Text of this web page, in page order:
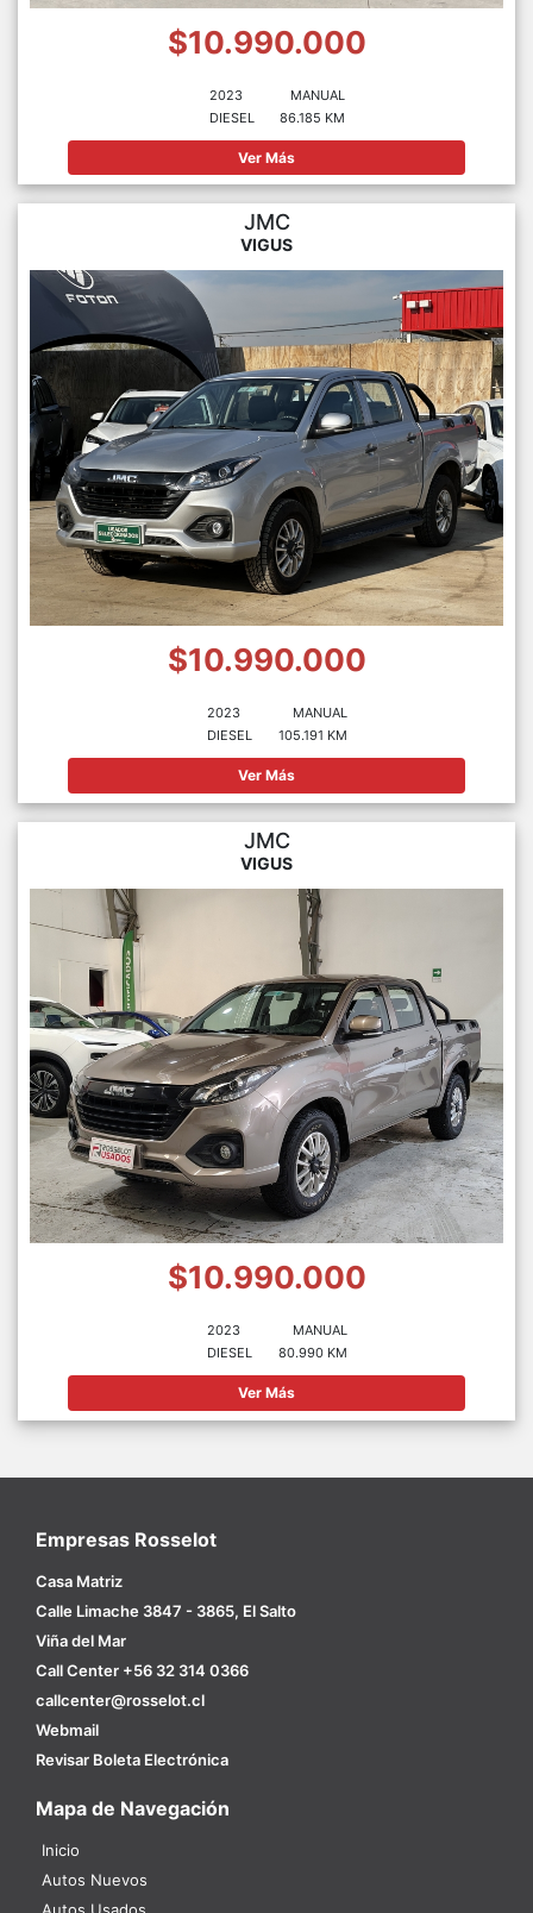
$10.990.000
2023
DIESEL
MANUAL
86.185 KM
Ver Más
JMC
VIGUS
$10.990.000
2023
DIESEL
MANUAL
105.191 KM
Ver Más
JMC
VIGUS
$10.990.000
2023
DIESEL
MANUAL
80.990 KM
Ver Más
Empresas Rosselot
Casa Matriz
Calle Limache 3847 - 3865, El Salto
Viña del Mar
Call Center +56 32 314 0366
callcenter@rosselot.cl
Webmail
Revisar Boleta Electrónica
Mapa de Navegación
Inicio
Autos Nuevos
Autos Usados